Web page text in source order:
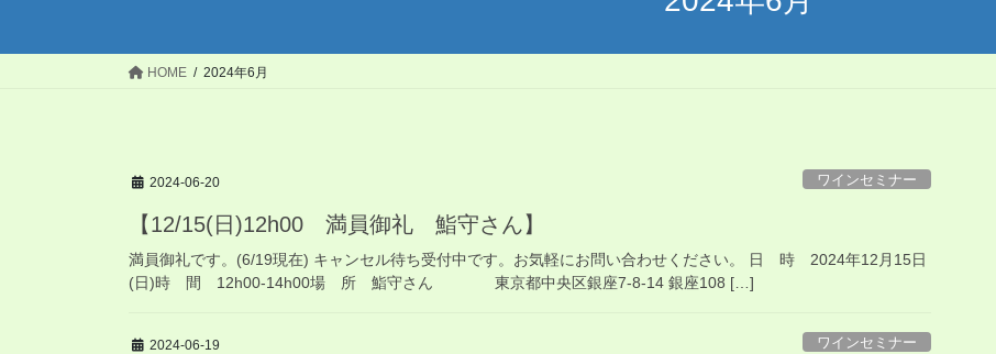
HOME 2024年6月
2024-06-20 ワインセミナー
【12/15(日)12h00 満員御礼 鮨守さん】
満員御礼です。(6/19現在) キャンセル待ち受付中です。お気軽にお問い合わせください。 日 時 2024年12月15日
(日)時 間 12h00-14h00場 所 鮨守さん 東京都中央区銀座7-8-14 銀座108 […]
2024-06-19 ワインセミナー